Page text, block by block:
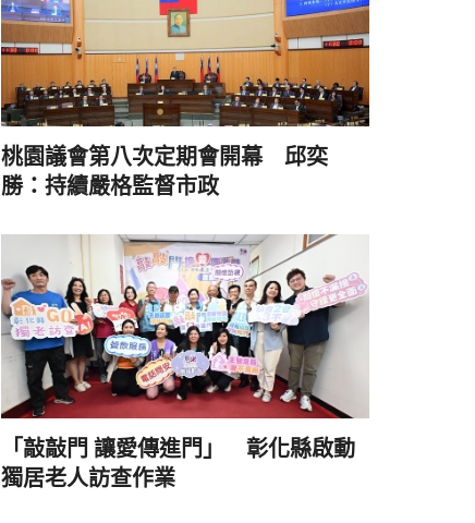
桃園議會第八次定期會開幕 邱奕
勝：持續嚴格監督市政
「敲敲門 讓愛傳進門」 彰化縣啟動
獨居老人訪查作業